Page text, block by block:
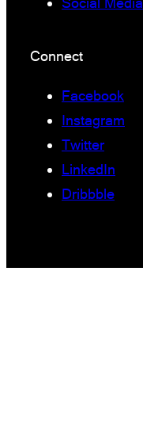
Connect
Facebook
Instagram
Twitter
LinkedIn
Dribbble